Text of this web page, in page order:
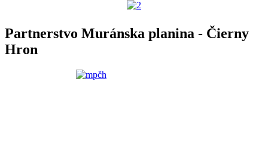
Partnerstvo Muránska planina - Čierny
Hron